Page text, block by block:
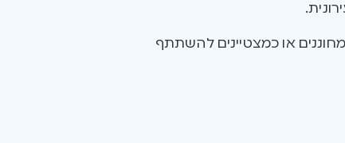
או כמצטיינים להשתתף